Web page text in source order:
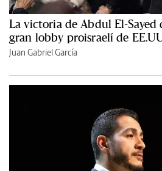
La victoria de Abdul El-Sayed
gran lobby proisraelí de
Juan Gabriel García